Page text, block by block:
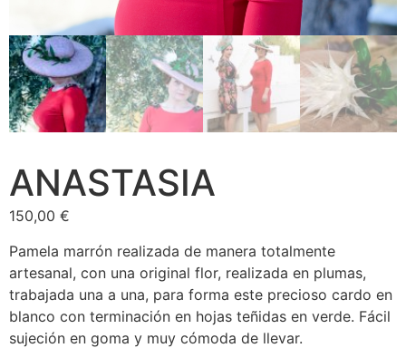
ANASTASIA
150,00 €
Pamela marrón realizada de manera totalmente
artesanal, con una original flor, realizada en plumas,
trabajada una a una, para forma este precioso cardo en
blanco con terminación en hojas teñidas en verde. Fácil
sujeción en goma y muy cómoda de llevar.